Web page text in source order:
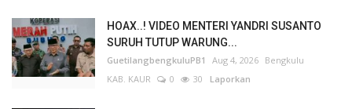
HOAX..! VIDEO MENTERI YANDRI SUSANTO
SURUH TUTUP WARUNG...
GuetilangbengkuluPB1 Aug 4, 2026 Bengkulu
KAB. KAUR
0 30 Laporkan